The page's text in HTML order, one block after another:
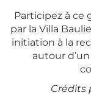
Participez à ce
par la Villa
initiation à la
autour
Crédits